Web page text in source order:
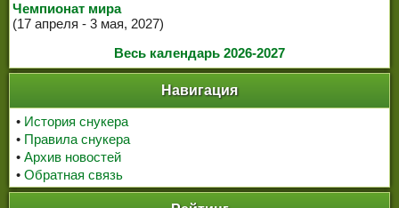
Чемпионат мира
(17 апреля - 3 мая, 2027)
Весь календарь 2026-2027
Навигация
• История снукера
• Правила снукера
• Архив новостей
• Обратная связь